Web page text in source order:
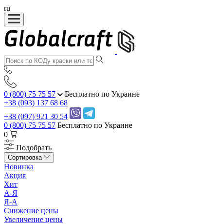
ru
0 (800) 75 75 57
Бесплатно по Украине
+38 (093) 137 68 68
+38 (097) 921 30 54
0 (800) 75 75 57 Бесплатно по Украине
0
Подобрать
Сортировка
Новинка
Акция
Хит
А-Я
Я-А
Снижение цены
Увеличение цены